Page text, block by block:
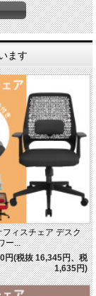
ます
フィスチェア デスク
ー...
円(税抜 16,345円、税
1,635円)